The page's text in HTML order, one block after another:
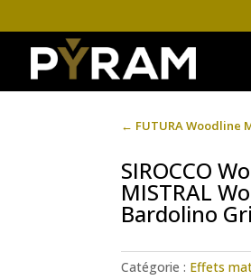
← FUTURA Woodline
SIROCCO
MISTRAL
Bardolino
Catégorie : Effets